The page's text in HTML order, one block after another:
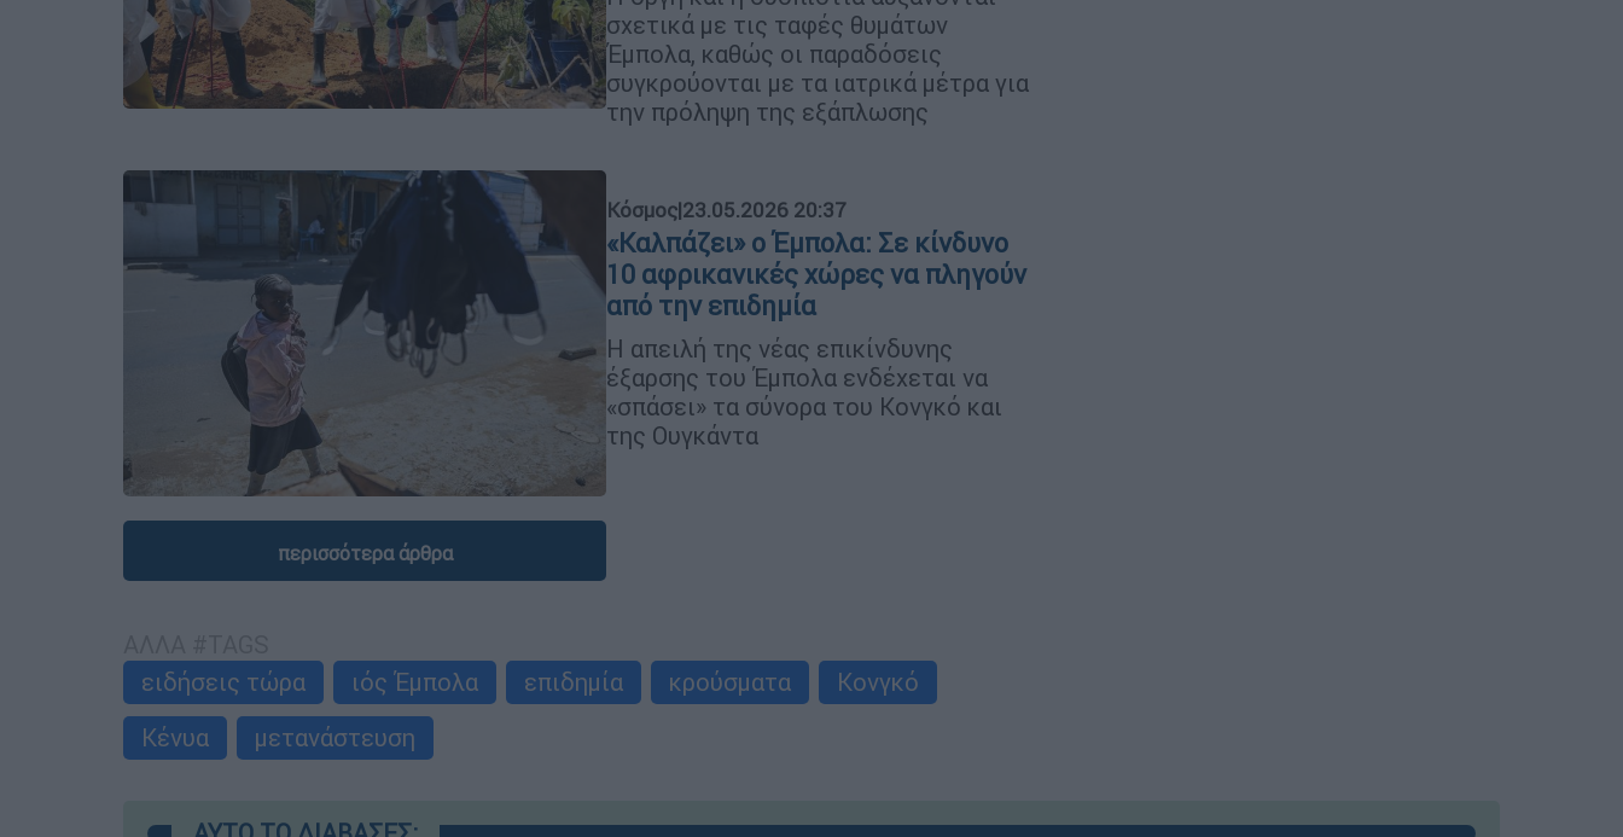
σχετικά με τις ταφές θυμάτων
Έμπολα, καθώς οι παραδόσεις
συγκρούονται με τα ιατρικά μέτρα για
την πρόληψη της εξάπλωσης
Κόσμος|23.05.2026 20:37
«Καλπάζει» ο Έμπολα: Σε κίνδυνο
10 αφρικανικές χώρες να πληγούν
από την επιδημία
Η απειλή της νέας επικίνδυνης
έξαρσης του Έμπολα ενδέχεται να
«σπάσει» τα σύνορα του Κονγκό και
της Ουγκάντα
περισσότερα άρθρα
ειδήσεις τώρα
ιός Έμπολα επιδημία κρούσματα
Κονγκό
Κένυα
μετανάστευση